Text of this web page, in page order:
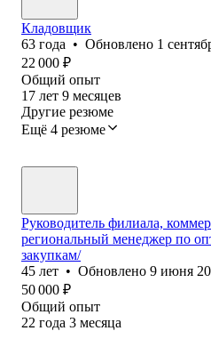
Кладовщик
63 года • Обновлено 1
22 000 ₽
Общий опыт
17 лет 9 месяцев
Другие резюме
Ещё 4 резюме
Руководитель филиала,
региональный менеджер по
закупкам/
45 лет • Обновлено 9 июня
50 000 ₽
Общий опыт
22 года 3 месяца